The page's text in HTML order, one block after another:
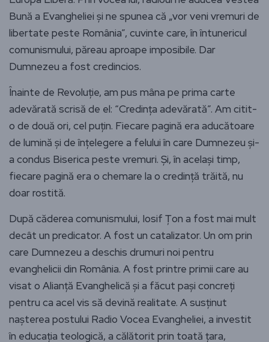
Bună a Evangheliei și ne spunea că „vor veni vremuri de
libertate peste România”, cuvinte care, în întunericul
comunismului, păreau aproape imposibile. Dar
Dumnezeu a fost credincios.
Înainte de Revoluție, am pus mâna pe prima carte
adevărată scrisă de el: “Credința adevărată”. Am citit-
o de două ori, cel puțin. Fiecare pagină era aducătoare
de lumină și de înțelegere a felului în care Dumnezeu și-
a condus Biserica peste vremuri. Și, în același timp,
fiecare pagină era o chemare la o credință trăită, nu
doar rostită.
După căderea comunismului, Iosif Țon a fost mai mult
decât un predicator. A fost un catalizator. Un om prin
care Dumnezeu a deschis drumuri noi pentru
evanghelicii din România. A fost printre primii care au
visat o Alianță Evanghelică și a făcut pași concreți
pentru ca acel vis să devină realitate. A susținut
nașterea postului Radio Vocea Evangheliei, a investit
în educația teologică, a călătorit prin toată țara,